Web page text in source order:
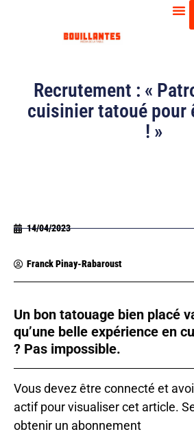
Recrutement : «
cuisinier tatoué pour
! »
14/04/2023
Franck Pinay-Rabaroust
Un bon tatouage bien placé
qu’une belle expérience en
? Pas impossible.
Vous devez être connecté et
actif pour visualiser cet article.
obtenir un abonnement